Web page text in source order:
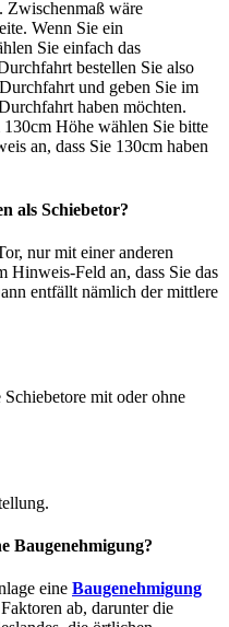
Zwischenmaß wäre
Wenn Sie ein
Sie einfach das
bestellen Sie also
und geben Sie im
haben möchten.
Höhe wählen Sie bitte
an, dass Sie 130cm haben
als Schiebetor?
nur mit einer anderen
Hinweis-Feld an, dass Sie das
entfällt nämlich der mittlere
mit oder ohne
Baugenehmigung?
eine Baugenehmigung
ab, darunter die